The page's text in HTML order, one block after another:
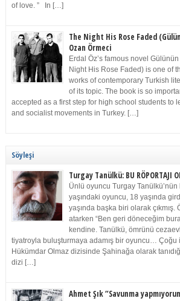
of love. ” In […]
The Night His Rose Faded
Ozan Örmeci
Erdal Öz’s famous novel
Night His Rose Faded) is one of
works of contemporary Turkish
of its topic. The book is so
accepted as a first step for high school students to
and socialist movements in Turkey. […]
Söyleşi
Turgay Tanülkü: BU RÖPORTAJI
Ünlü oyuncu Turgay Tanülkü’nün
yaşındaki oyuncu, 18 yaşında
yaşında başka biri olarak çıkmış.
atarken “Ben geri döneceğim
kendine. Tanülkü, ömrünü
tiyatroyla buluşturmaya adamış bir oyuncu… Çoğu
Hükümdar Olmaz dizisinde Şahinağa olarak
dizi […]
Ahmet Şık “Savunma